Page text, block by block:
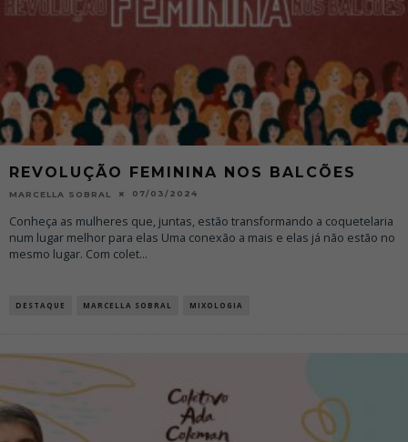
REVOLUÇÃO FEMININA NOS BALCÕES
MARCELLA SOBRAL 07/03/2024
Conheça as mulheres que, juntas, estão transformando a coquetelaria
num lugar melhor para elas Uma conexão a mais e elas já não estão no
mesmo lugar. Com colet...
DESTAQUE MARCELLA SOBRAL MIXOLOGIA